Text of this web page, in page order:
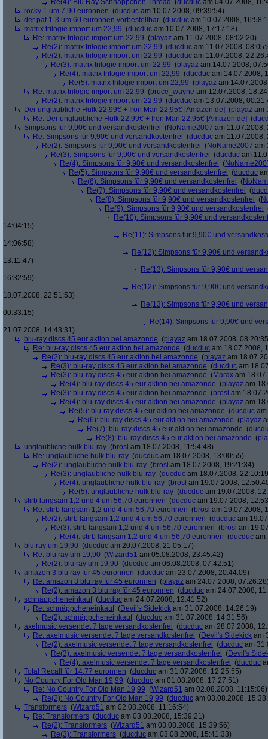
Re(4): Blu Ray Schnäppchen Thread (ducduc am 04.07.2008,
rocky 1 um 7,90 euronnen (ducduc am 10.07.2008, 09:39:54)
der pat 1-3 um 60 euronnen vorbestellbar (ducduc am 10.07.2008,
matrix trilogie import um 22,99 (ducduc am 10.07.2008, 17:17:18)
Re: matrix trilogie import um 22,99 (playaz am 11.07.2008, 08:02:20)
Re(2): matrix trilogie import um 22,99 (ducduc am 11.07.2008,
Re(2): matrix trilogie import um 22,99 (ducduc am 11.07.2008,
Re(3): matrix trilogie import um 22,99 (playaz am 14.07.2008,
Re(4): matrix trilogie import um 22,99 (ducduc am 14.07.2008,
Re(5): matrix trilogie import um 22,99 (playaz am
Re: matrix trilogie import um 22,99 (bruce_wayne am 12.07.2008,
Re(2): matrix trilogie import um 22,99 (ducduc am 13.07.2008,
Der unglaubliche Hulk 22,99€ + Iron Man 22,95€ [Amazon.de] (playaz am
Re: Der unglaubliche Hulk 22,99€ + Iron Man 22,95€ [Amazon.de] (
Simpsons für 9,90€ und versandkostenfrei (NoName2007 am 11.07.2008,
Re: Simpsons für 9,90€ und versandkostenfrei (ducduc am 11.07.2008,
Re(2): Simpsons für 9,90€ und versandkostenfrei (NoName2007 am
Re(3): Simpsons für 9,90€ und versandkostenfrei (ducduc am
Re(4): Simpsons für 9,90€ und versandkostenfrei (
Re(5): Simpsons für 9,90€ und versandkostenfrei (ducduc
Re(6): Simpsons für 9,90€ und versandkostenfrei (
Re(7): Simpsons für 9,90€ und versandkostenfrei (
Re(8): Simpsons für 9,90€ und versandkostenfrei (
Re(9): Simpsons für 9,90€ und versandkostenfrei
Re(10): Simpsons für 9,90€ und
14:04:15)
Re(11): Simpsons für 9,90€ und
14:06:58)
Re(12): Simpsons für 9,90€ und
13:11:47)
Re(13): Simpsons für 9,90€ und
16:32:59)
Re(12): Simpsons für 9,90€ und
18.07.2008, 22:51:53)
Re(13): Simpsons für 9,90€ und
00:33:15)
Re(14): Simpsons für 9,90€ und
21.07.2008, 14:43:31)
blu-ray discs 45 eur aktion bei amazonde (playaz am 18.07.2008,
Re: blu-ray discs 45 eur aktion bei amazonde (ducduc am 18.07.2008,
Re(2): blu-ray discs 45 eur aktion bei amazonde (playaz am
Re(3): blu-ray discs 45 eur aktion bei amazonde (ducduc am
Re(3): blu-ray discs 45 eur aktion bei amazonde (Marax am
Re(4): blu-ray discs 45 eur aktion bei amazonde (playaz am
Re(3): blu-ray discs 45 eur aktion bei amazonde (brösl am
Re(4): blu-ray discs 45 eur aktion bei amazonde (playaz am
Re(5): blu-ray discs 45 eur aktion bei amazonde (ducduc
Re(6): blu-ray discs 45 eur aktion bei amazonde (playaz
Re(7): blu-ray discs 45 eur aktion bei amazonde (
Re(8): blu-ray discs 45 eur aktion bei amazonde (
unglaubliche hulk blu-ray (brösl am 18.07.2008, 11:54:48)
Re: unglaubliche hulk blu-ray (ducduc am 18.07.2008, 13:00:55)
Re(2): unglaubliche hulk blu-ray (brösl am 18.07.2008, 19:21:34)
Re(3): unglaubliche hulk blu-ray (ducduc am 18.07.2008,
Re(4): unglaubliche hulk blu-ray (brösl am 19.07.2008,
Re(5): unglaubliche hulk blu-ray (ducduc am 19.07.2008,
stirb langsam 1,2 und 4 um 56,70 euronnen (ducduc am 19.07.2008,
Re: stirb langsam 1,2 und 4 um 56,70 euronnen (brösl am 19.07.2008,
Re(2): stirb langsam 1,2 und 4 um 56,70 euronnen (ducduc am
Re(3): stirb langsam 1,2 und 4 um 56,70 euronnen (brösl am
Re(4): stirb langsam 1,2 und 4 um 56,70 euronnen (ducduc am
blu ray um 19,90 (ducduc am 20.07.2008, 21:05:17)
Re: blu ray um 19,90 (Wizard51 am 05.08.2008, 23:45:42)
Re(2): blu ray um 19,90 (ducduc am 06.08.2008, 07:42:51)
amazon 3 blu ray für 45 euronnen (ducduc am 23.07.2008, 20:44:09)
Re: amazon 3 blu ray für 45 euronnen (playaz am 24.07.2008,
Re(2): amazon 3 blu ray für 45 euronnen (ducduc am 24.07.2008,
schnäppcheneinkauf(ducduc am 24.07.2008, 12:41:52)
Re: schnäppcheneinkauf(Devil's Sidekick am 31.07.2008, 14:26:19)
Re(2): schnäppcheneinkauf(ducduc am 31.07.2008, 14:31:56)
axelmusic versendet 7 tage versandkostenfrei (ducduc am 28.07.2008,
Re: axelmusic versendet 7 tage versandkostenfrei (Devil's Sidekick am
Re(2): axelmusic versendet 7 tage versandkostenfrei (ducduc am
Re(3): axelmusic versendet 7 tage versandkostenfrei (Devil's
Re(4): axelmusic versendet 7 tage versandkostenfrei (ducduc
Total Recall für 14,77 euronnen (ducduc am 31.07.2008, 12:25:55)
No Country For Old Man 19,99 (ducduc am 01.08.2008, 17:27:51)
Re: No Country For Old Man 19,99 (Wizard51 am 02.08.2008, 11:15:06)
Re(2): No Country For Old Man 19,99 (ducduc am 03.08.2008,
Transformers (Wizard51 am 02.08.2008, 11:16:54)
Re: Transformers (ducduc am 03.08.2008, 15:39:21)
Re(2): Transformers (Wizard51 am 03.08.2008, 15:39:56)
Re(3): Transformers (ducduc am 03.08.2008, 15:41:33)